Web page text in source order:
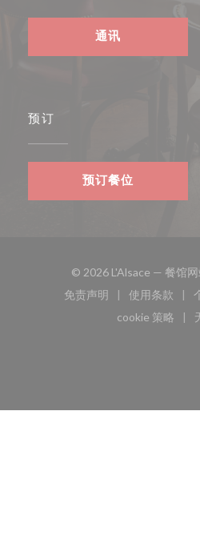
通讯
预订
预订餐位
© 2026 L'Alsace — 餐馆
免责声明
((在新窗口中打开))
使用条款
((在新
cookie 策略
((在新窗